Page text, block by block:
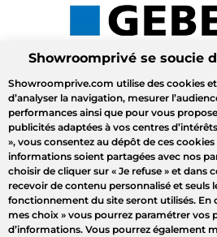
Showroomprivé se soucie
Showroomprive.com utilise des cookies
d’analyser la navigation, mesurer
performances ainsi que pour vous
publicités adaptées à vos centres
», vous consentez au dépôt de ces
informations soient partagées avec nos
choisir de cliquer sur « Je refuse » et dans
recevoir de contenu personnalisé et seuls
fonctionnement du site seront utilisés. En
mes choix » vous pourrez paramétrer vos
d’informations. Vous pourrez également